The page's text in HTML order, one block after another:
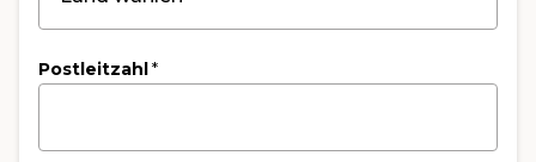
Postleitzahl *